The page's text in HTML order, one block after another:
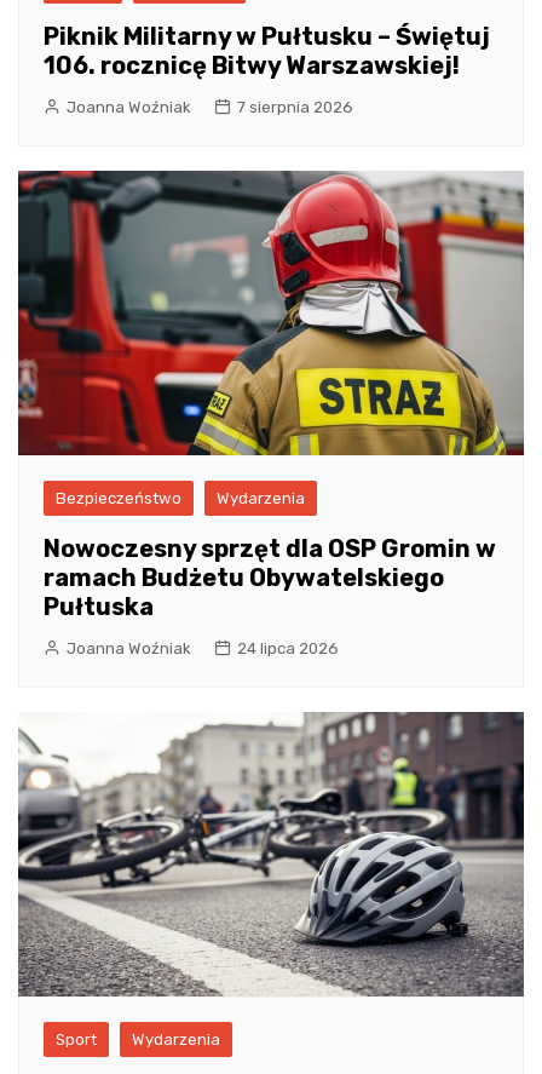
Piknik Militarny w Pułtusku – Świętuj
106. rocznicę Bitwy Warszawskiej!
Joanna Woźniak 7 sierpnia 2026
Bezpieczeństwo Wydarzenia
Nowoczesny sprzęt dla OSP Gromin w
ramach Budżetu Obywatelskiego
Pułtuska
Joanna Woźniak 24 lipca 2026
Sport Wydarzenia